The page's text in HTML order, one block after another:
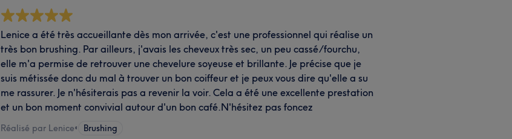
Lenice a été très accueillante dès mon arrivée, c'est une professionnel qui réalise un
très bon brushing. Par ailleurs, j'avais les cheveux très sec, un peu cassé/fourchu,
elle m'a permise de retrouver une chevelure soyeuse et brillante. Je précise que je
suis métissée donc du mal à trouver un bon coiffeur et je peux vous dire qu'elle a su
me rassurer. Je n'hésiterais pas a revenir la voir. Cela a été une excellente prestation
et un bon moment convivial autour d'un bon café.N'hésitez pas foncez
Réalisé par Lenice• Brushing